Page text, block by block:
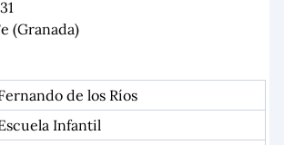
(Granada)
de los Ríos
Infantil